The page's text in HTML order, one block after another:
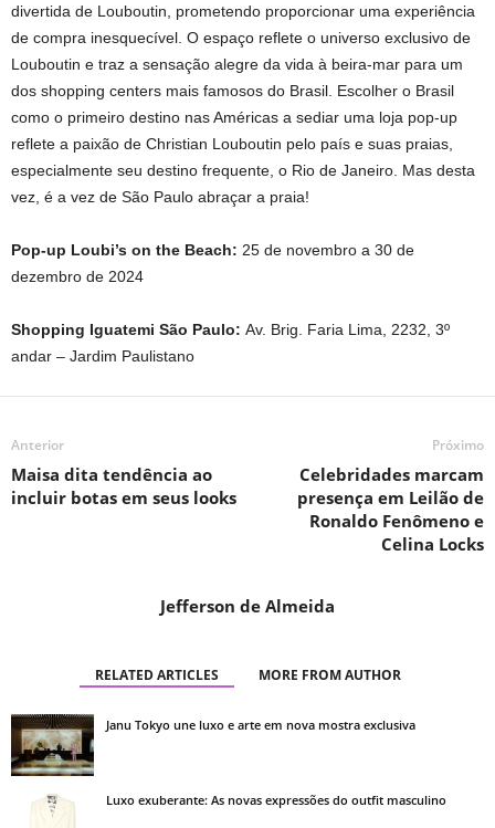
divertida de Louboutin, prometendo proporcionar uma experiência
de compra inesquecível. O espaço reflete o universo exclusivo de
Louboutin e traz a sensação alegre da vida à beira-mar para um
dos shopping centers mais famosos do Brasil. Escolher o Brasil
como o primeiro destino nas Américas a sediar uma loja pop-up
reflete a paixão de Christian Louboutin pelo país e suas praias,
especialmente seu destino frequente, o Rio de Janeiro. Mas desta
vez, é a vez de São Paulo abraçar a praia!
Pop-up Loubi’s on the Beach: 25 de novembro a 30 de
dezembro de 2024
Shopping Iguatemi São Paulo: Av. Brig. Faria Lima, 2232, 3º
andar – Jardim Paulistano
Anterior
Maisa dita tendência ao
incluir botas em seus looks
Próximo
Celebridades marcam
presença em Leilão de
Ronaldo Fenômeno e
Celina Locks
Jefferson de Almeida
RELATED ARTICLES MORE FROM AUTHOR
Janu Tokyo une luxo e arte em nova mostra exclusiva
Luxo exuberante: As novas expressões do outfit masculino